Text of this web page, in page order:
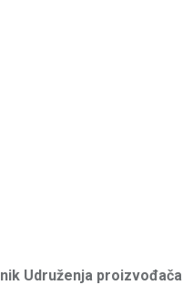
Udruženja proizvođača